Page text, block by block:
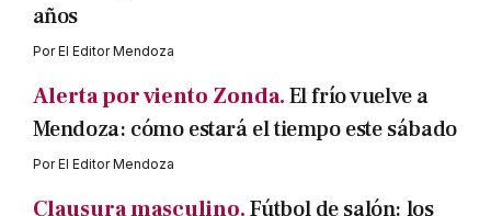
años
PorEl Editor Mendoza
Alerta por viento Zonda.El frío vuelve a
Mendoza: cómo estará el tiempo este sábado
PorEl Editor Mendoza
Clausura masculino.Fútbol de salón: los